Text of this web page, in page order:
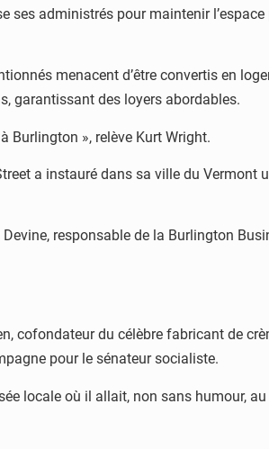
administrés pour maintenir
menacent d’être convertis en
garantissant des loyers abordables.
Burlington », relève Kurt Wright.
a instauré dans sa ville du Vermont
responsable de la Burlington
cofondateur du célèbre fabricant de
pour le sénateur socialiste.
locale où il allait, non sans humour,